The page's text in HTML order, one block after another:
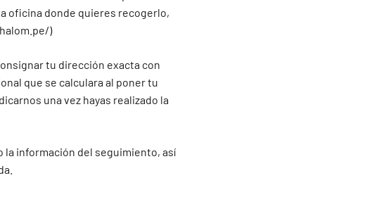
americana
oficina donde quieres recogerlo,
)
tu dirección exacta con
que se calculara al poner tu
una vez hayas realizado la
la información del seguimiento, así